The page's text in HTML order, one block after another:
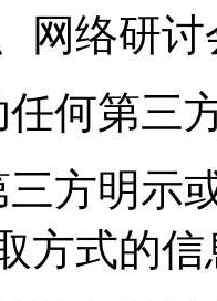
网络研
何第三
方明示
方式的信